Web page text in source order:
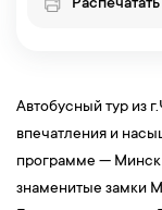
Автобусный тур из
впечатления и
программе — Минск
знаменитые замки